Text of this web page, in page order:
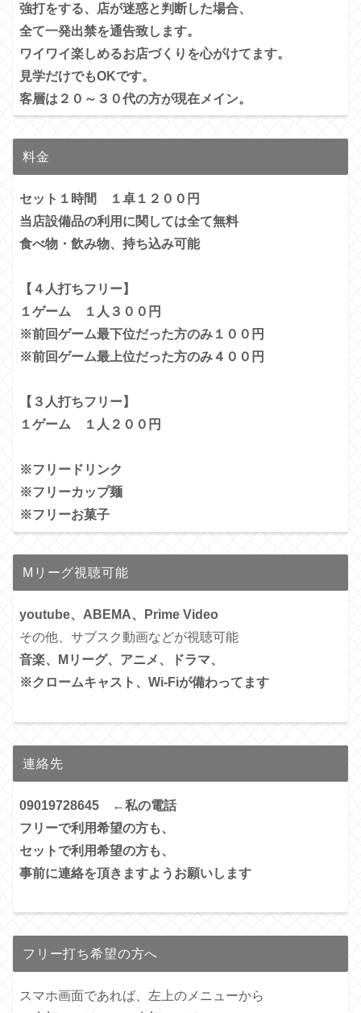
強打をする、店が迷惑と判断した場合、
全て一発出禁を通告致します。
ワイワイ楽しめるお店づくりを心がけてます。
見学だけでもOKです。
客層は２０～３０代の方が現在メイン。
料金
セット１時間 １卓１２００円
当店設備品の利用に関しては全て無料
食べ物・飲み物、持ち込み可能
【４人打ちフリー】
１ゲーム １人３００円
※前回ゲーム最下位だった方のみ１００円
※前回ゲーム最上位だった方のみ４００円
【３人打ちフリー】
１ゲーム １人２００円
※フリードリンク
※フリーカップ麺
※フリーお菓子
Mリーグ視聴可能
youtube、ABEMA、Prime Video
その他、サブスク動画などが視聴可能
音楽、Mリーグ、アニメ、ドラマ、
※クロームキャスト、Wi-Fiが備わってます
連絡先
09019728645 ←私の電話
フリーで利用希望の方も、
セットで利用希望の方も、
事前に連絡を頂きますようお願いします
フリー打ち希望の方へ
スマホ画面であれば、左上のメニューから